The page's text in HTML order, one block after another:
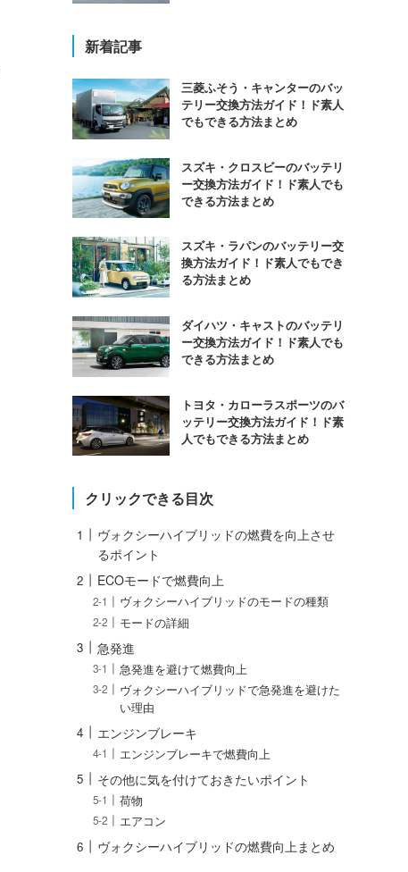
新着記事
三菱ふそう・キャンターのバッ
テリー交換方法ガイド！ド素人
でもできる方法まとめ
スズキ・クロスビーのバッテリ
ー交換方法ガイド！ド素人でも
できる方法まとめ
スズキ・ラパンのバッテリー交
換方法ガイド！ド素人でもでき
る方法まとめ
ダイハツ・キャストのバッテリ
ー交換方法ガイド！ド素人でも
できる方法まとめ
トヨタ・カローラスポーツのバ
ッテリー交換方法ガイド！ド素
人でもできる方法まとめ
クリックできる目次
ヴォクシーハイブリッドの燃費を向上させ
るポイント
ECOモードで燃費向上
ヴォクシーハイブリッドのモードの種類
モードの詳細
急発進
急発進を避けて燃費向上
ヴォクシーハイブリッドで急発進を避けた
い理由
エンジンブレーキ
エンジンブレーキで燃費向上
その他に気を付けておきたいポイント
荷物
エアコン
ヴォクシーハイブリッドの燃費向上まとめ